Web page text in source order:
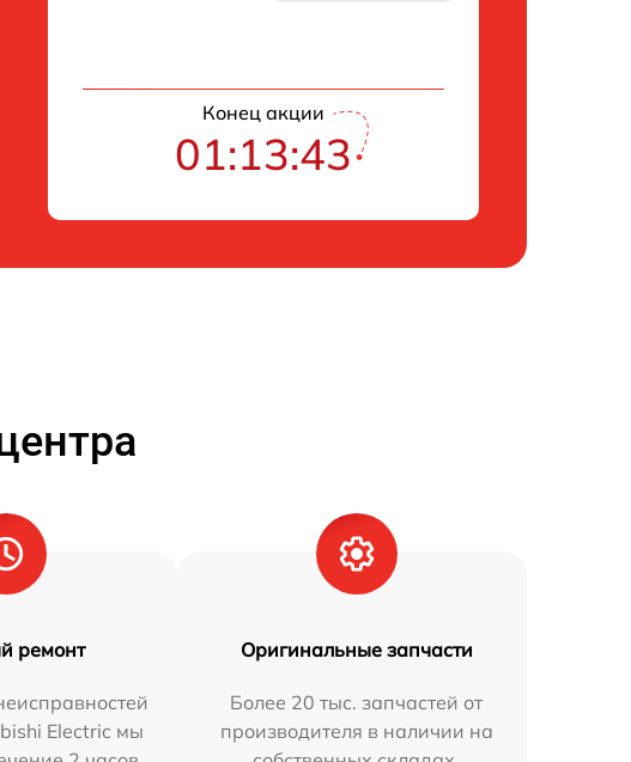
Конец акции
01:13:42
ремонт
Electric мы
Оригинальные запчасти
Более 20 тыс. запчастей от
производителя в наличии на